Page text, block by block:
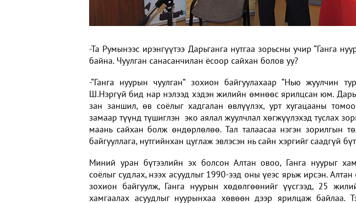
-Та Румынээс ирэнгүүтээ Дарьганга нутгаа зорьсны учир “Ганга
байна. Чуулган санасанчилан ёсоор сайхан болов уу?
-“Ганга нуурын чуулган” зохион байгуулахаар “Нью жуулчин
Ш.Нэргүй бид нар нэлээд хэдэн жилийн өмнөөс ярилцсан юм.
зан заншил, өв соёлыг хадгалан өвлүүлэх, урт хугацааны
замаар түүнд түшиглэн эко аялал жуулчлал хөгжүүлэхэд туслах
маань сайхан болж өндөрлөлөө. Тал талаасаа нэгэн зорилгын
байгууллага, нутгийнхан цуглаж эвлэсэн нь сайн хэргийг саадгүй
Миний уран бүтээлийн эх болсон Алтан овоо, Ганга нуурыг
соёлыг судлах, нээх асуудлыг 1990-ээд оны үеэс ярьж ирсэн.
зохион байгуулж, Ганга нуурын хөдөлгөөнийг үүсгээд, 25
хамгаалах асуудлыг нуурынхаа хөвөөн дээр ярилцаж байлаа.